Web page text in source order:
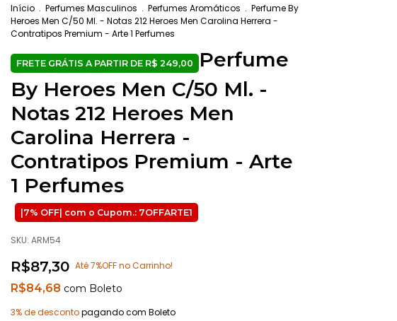
Início . Perfumes Masculinos . Perfumes Aromáticos . Perfume By
Heroes Men C/50 Ml. - Notas 212 Heroes Men Carolina Herrera -
Contratipos Premium - Arte 1 Perfumes
Perfume
By Heroes Men C/50 Ml. -
Notas 212 Heroes Men
Carolina Herrera -
Contratipos Premium - Arte
1 Perfumes
SKU: ARM54
R$87,30 Até 7%OFF no Carrinho!
R$84,68 com Boleto
3% de descontopagando com Boleto